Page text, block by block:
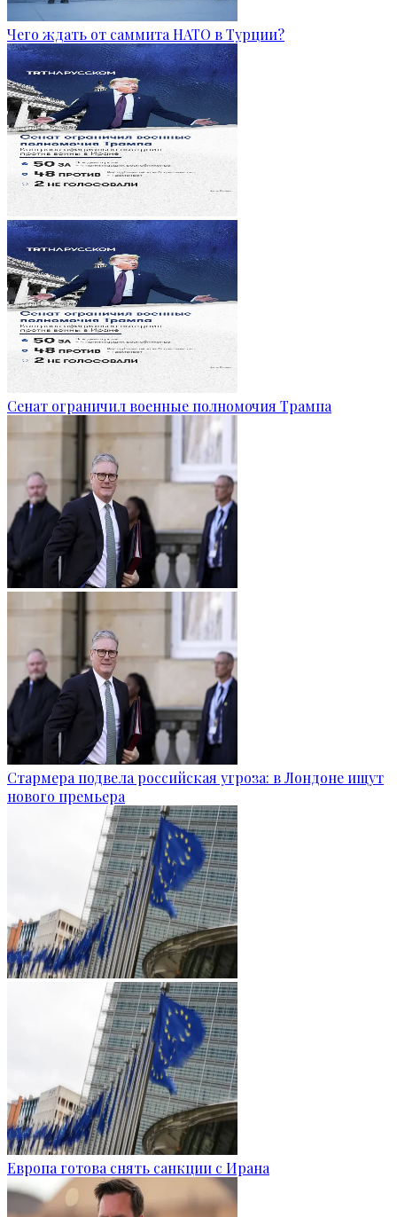
Чего ждать от саммита НАТО в Турции?
Сенат ограничил военные полномочия Трампа
Стармера подвела российская угроза: в Лондоне ищут
нового премьера
Европа готова снять санкции с Ирана